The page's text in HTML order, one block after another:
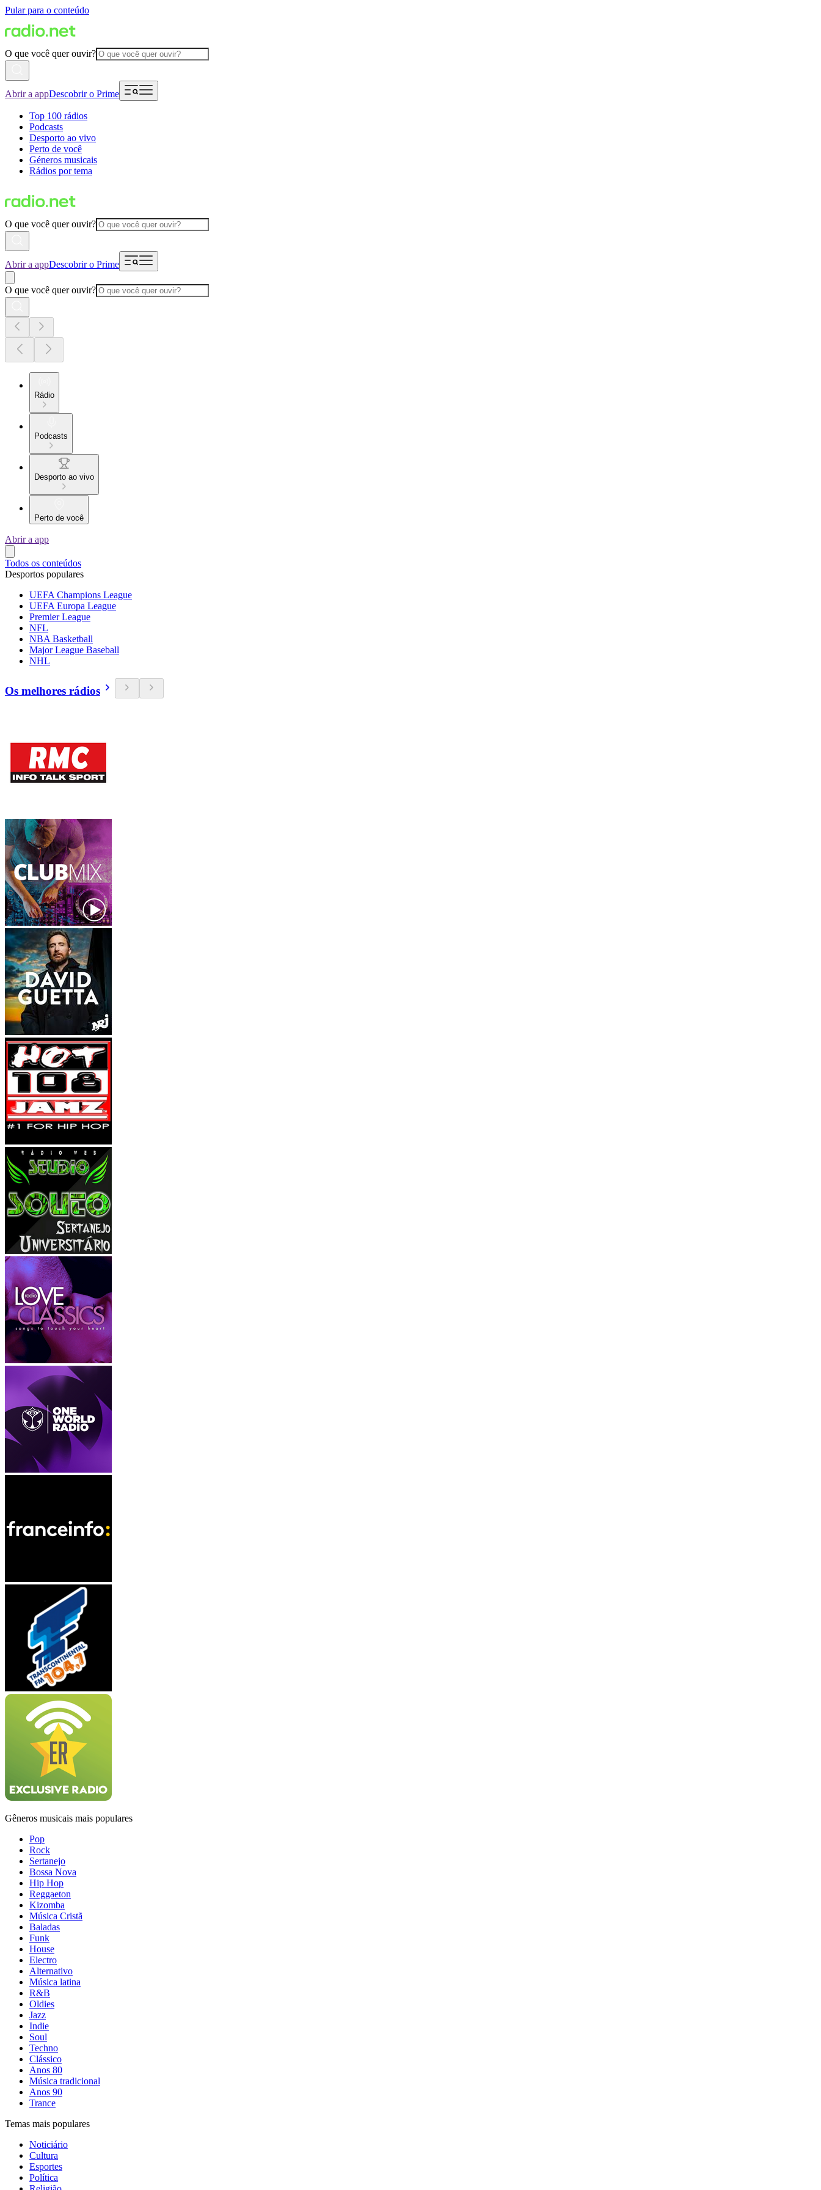
Pular para o conteúdo
O que você quer ouvir?
Abrir a appDescobrir o Prime
Top 100 rádios
Podcasts
Desporto ao vivo
Perto de você
Géneros musicais
Rádios por tema
O que você quer ouvir?
Abrir a appDescobrir o Prime
O que você quer ouvir?
Rádio
Podcasts
Desporto ao vivo
Perto de você
Abrir a app
Todos os conteúdos
Desportos populares
UEFA Champions League
UEFA Europa League
Premier League
NFL
NBA Basketball
Major League Baseball
NHL
Os melhores rádios
Gêneros musicais mais populares
Pop
Rock
Sertanejo
Bossa Nova
Hip Hop
Reggaeton
Kizomba
Música Cristã
Baladas
Funk
House
Electro
Alternativo
Música latina
R&B
Oldies
Jazz
Indie
Soul
Techno
Clássico
Anos 80
Música tradicional
Anos 90
Trance
Temas mais populares
Noticiário
Cultura
Esportes
Política